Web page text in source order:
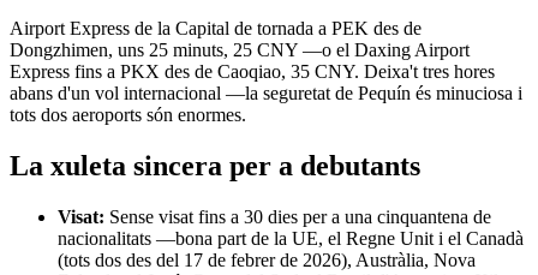
Airport Express de la Capital de tornada a PEK des de
Dongzhimen, uns 25 minuts, 25 CNY —o el Daxing Airport
Express fins a PKX des de Caoqiao, 35 CNY. Deixa't tres hores
abans d'un vol internacional —la seguretat de Pequín és minuciosa i
tots dos aeroports són enormes.
La xuleta sincera per a debutants
Visat: Sense visat fins a 30 dies per a una cinquantena de
nacionalitats —bona part de la UE, el Regne Unit i el Canadà
(tots dos des del 17 de febrer de 2026), Austràlia, Nova